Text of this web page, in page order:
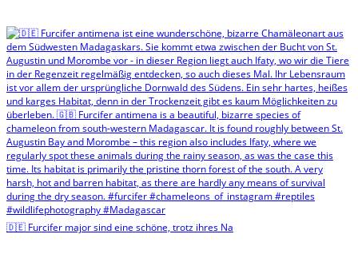
🇩🇪 Furcifer major sind eine schöne, trotz ihres Na